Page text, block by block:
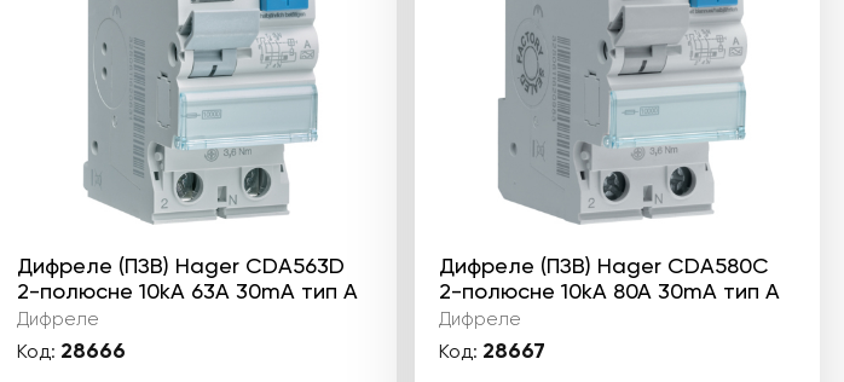
Дифреле (ПЗВ) Hager CDA563D
2-полюсне 10kА 63А 30mA тип А
Дифреле
Код: 28666
Дифреле (ПЗВ) Hager CDA580C
2-полюсне 10kА 80А 30mA тип А
Дифреле
Код: 28667